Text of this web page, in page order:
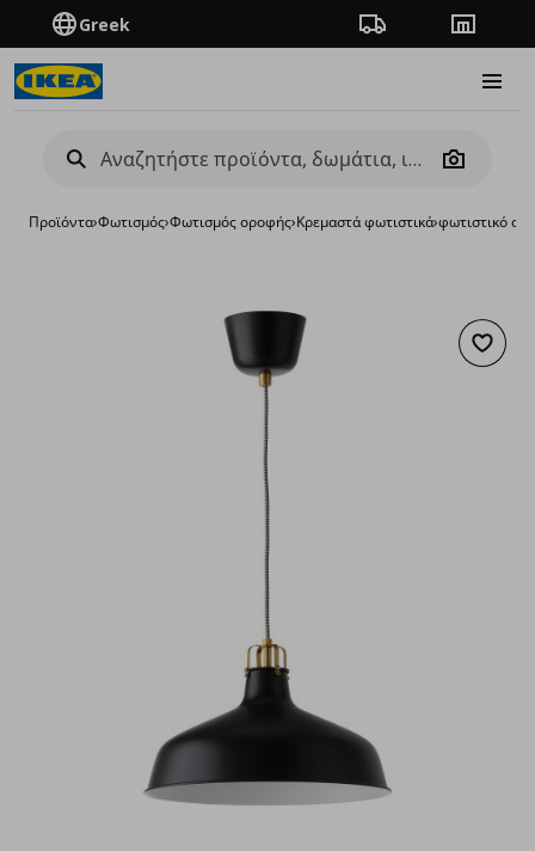
Greek Πορεία παραγγελίας
Camera
Προϊόντα›Φωτισμός›Φωτισμός οροφής›Κρεμαστά φωτιστικά›φωτιστικό